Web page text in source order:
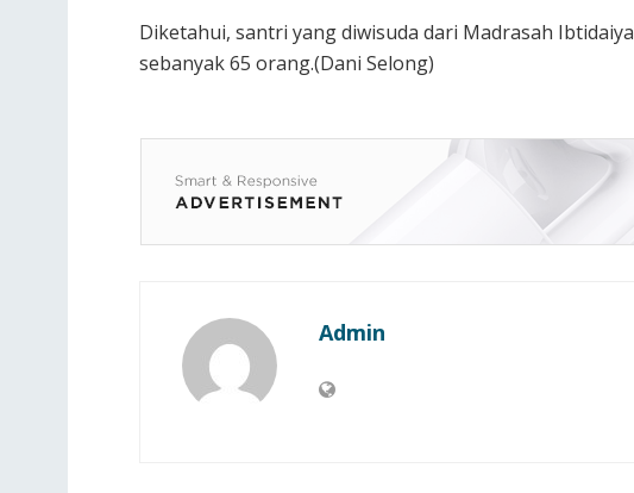
Diketahui, santri yang diwisuda dari Madrasah
sebanyak 65 orang.(Dani Selong)
Admin